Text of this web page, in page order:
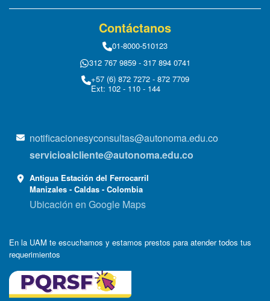
Contáctanos
01-8000-510123
312 767 9859 - 317 894 0741
+57 (6) 872 7272 - 872 7709
Ext: 102 - 110 - 144
notificacionesyconsultas@autonoma.edu.co
servicioalcliente@autonoma.edu.co
Antigua Estación del Ferrocarril
Manizales - Caldas - Colombia
Ubicación en Google Maps
En la UAM te escuchamos y estamos prestos para atender todos tus
requerimientos